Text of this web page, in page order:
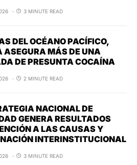
3 MINUTE READ
DEL OCÉANO PACÍFICO,
ASEGURA MÁS DE UNA
DE PRESUNTA COCAÍNA
2 MINUTE READ
NACIONAL DE
GENERA RESULTADOS
A LAS CAUSAS Y
INTERINSTITUCIONAL
3 MINUTE READ